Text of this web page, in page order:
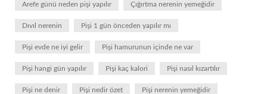
Arefe günü neden pişi yapılır Çığırtma nerenin yemeğidir
Dıvıl nerenin Pişi 1 gün önceden yapılır mı
Pişi evde ne iyi gelir Pişi hamurunun içinde ne var
Pişi hangi gün yapılır Pişi kaç kalori Pişi nasıl kızartılır
Pişi ne denir Pişi nedir özet Pişi nerenin yemeğidir